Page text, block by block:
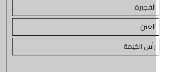
الفجيرة
العين
رأس الخيمة